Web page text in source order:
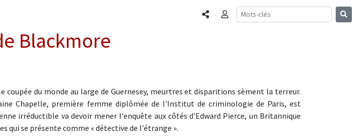
PartagerConnexion
Blackmore
coupée du monde au large de Guernesey, meurtres et disparitions sèment la terreur.
Chapelle, première femme diplômée de l'Institut de criminologie de Paris, est
irréductible va devoir mener l'enquête aux côtés d'Edward Pierce, un Britannique
qui se présente comme « détective de l'étrange ».